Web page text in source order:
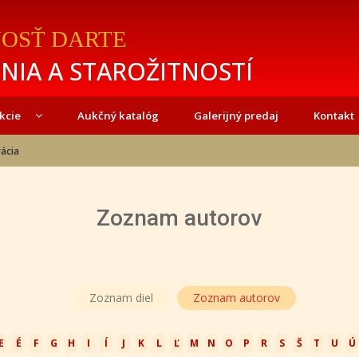
DARTE
A STAROŽITNOSTÍ
Aukčný katalóg Galerijný predaj Kontakt
Zoznam autorov
Zoznam diel Zoznam autorov
E É F G H I Í J K L Ľ M N O P R S Š T U Ú